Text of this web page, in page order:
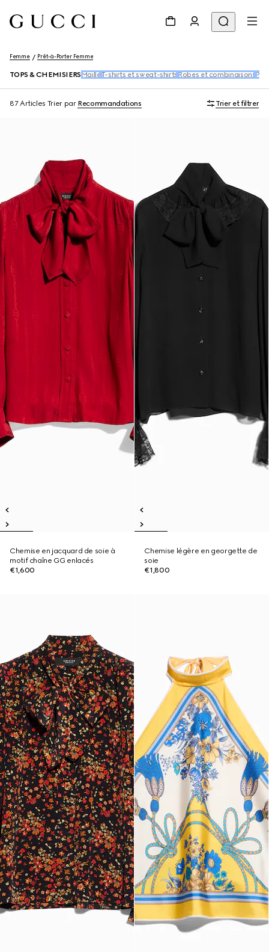
Femme Prêt-à-Porter Femme
TOPS & CHEMISIERS Maille T-shirts et sweat-shirts Robes et combinaisons
87 Articles Trier par Recommandations Trier et filtrer
Chemise en jacquard de soie à
motif chaîne GG enlacés
€1,600
Chemise légère en georgette de
soie
€1,800